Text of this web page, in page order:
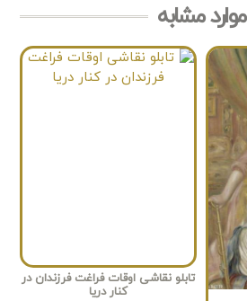
موارد مشابه
تابلو نقاشی اوقات فراغت فرزندان در
کنار دریا